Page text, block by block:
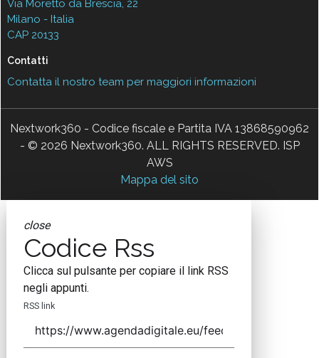
Via Moretto da Brescia, 22
Milano - Italia
CAP 20133
Contatti
Contatta il nostro team per maggiori informazioni
Nextwork360 - Codice fiscale e Partita IVA 13868590962
- © 2026 Nextwork360. ALL RIGHTS RESERVED. ISP
AWS
Mappa del sito
close
Codice Rss
Clicca sul pulsante per copiare il link RSS
negli appunti.
RSS link